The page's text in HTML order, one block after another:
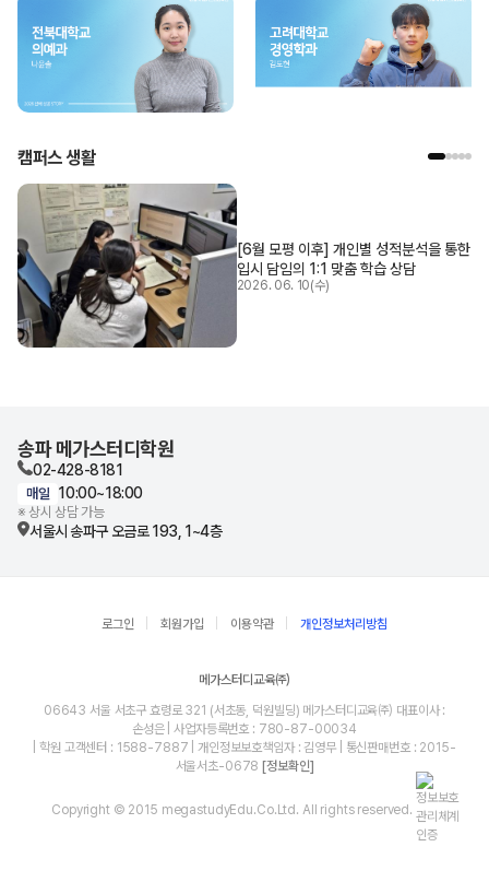
캠퍼스 생활
[6월 모평 이후] 개인별 성적분석을 통한
입시 담임의 1:1 맞춤 학습 상담
2026. 06. 10(수)
송파 메가스터디학원
02-428-8181
매일 10:00~18:00
※ 상시 상담 가능
서울시 송파구 오금로 193, 1~4층
로그인 회원가입 이용약관 개인정보처리방침
메가스터디교육㈜
06643 서울 서초구 효령로 321 (서초동, 덕원빌딩) 메가스터디교육㈜ 대표이사 :
손성은 | 사업자등록번호 : 780-87-00034
| 학원 고객센터 : 1588-7887 | 개인정보보호책임자 : 김영무 | 통신판매번호 : 2015-
서울서초-0678 [정보확인]
Copyright © 2015 megastudyEdu.Co.Ltd. All rights reserved.